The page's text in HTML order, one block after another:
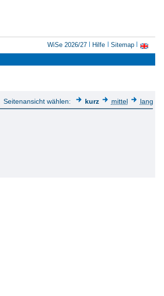
WiSe 2026/27 Hilfe
Sitemap
Seitenansicht wählen: kurz mittel lang